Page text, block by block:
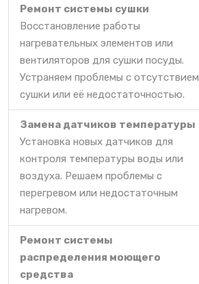
Ремонт системы сушки
Восстановление работы
нагревательных элементов или
вентиляторов для сушки посуды.
Устраняем проблемы с отсутствием
сушки или её недостаточностью.
Замена датчиков температуры
Установка новых датчиков для
контроля температуры воды или
воздуха. Решаем проблемы с
перегревом или недостаточным
нагревом.
Ремонт системы
распределения моющего
средства